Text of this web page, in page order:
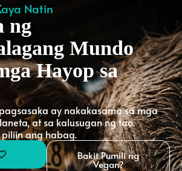
Natin
ng
Mundo
Hayop sa
ay nakakasama sa mga
at sa kalusugan ng tao.
ang habag.
Bakit Pumili ng
Vegan?